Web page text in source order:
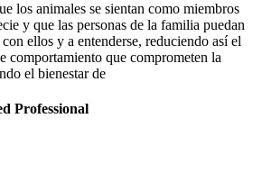
los animales se sientan como miembros
y que las personas de la familia puedan
ellos y a entenderse, reduciendo así el
comportamiento que comprometen la
el bienestar de
Professional